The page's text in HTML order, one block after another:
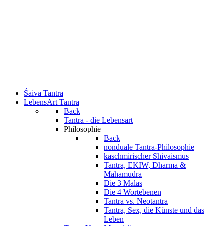
Śaiva Tantra
LebensArt Tantra
Back
Tantra - die Lebensart
Philosophie
Back
nonduale Tantra-Philosophie
kaschmirischer Shivaismus
Tantra, EKIW, Dharma &
Mahamudra
Die 3 Malas
Die 4 Wortebenen
Tantra vs. Neotantra
Tantra, Sex, die Künste und das
Leben